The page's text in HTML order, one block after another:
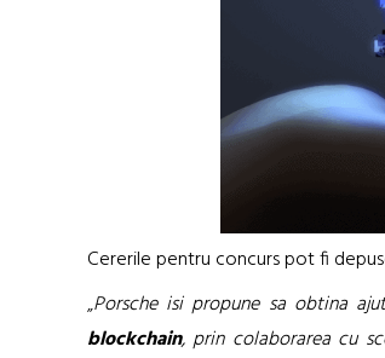
Cererile pentru concurs pot fi
„Porsche isi propune sa obtina
blockchain, prin colaborarea cu